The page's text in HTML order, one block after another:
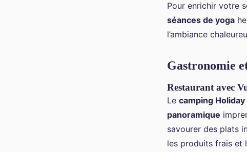
Pour enrichir votre
séances de yoga
l’ambiance
Gastronomie
Restaurant avec
Le camping Holiday
panoramique
savourer des plats
les produits frais et